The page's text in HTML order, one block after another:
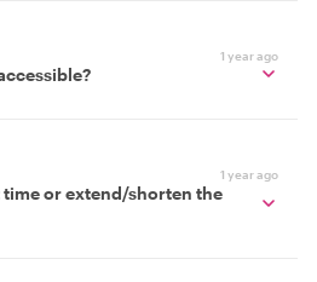
1 year ago
1 year ago
time or extend/shorten the